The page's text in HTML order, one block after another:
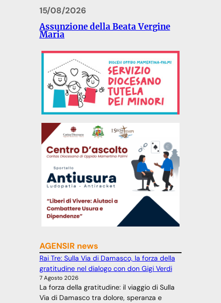
15/08/2026
Assunzione della Beata Vergine
Maria
AGENSIR news
Rai Tre: Sulla Via di Damasco, la forza della
gratitudine nel dialogo con don Gigi Verdi
7 Agosto 2026
La forza della gratitudine: il viaggio di Sulla
Via di Damasco tra dolore, speranza e